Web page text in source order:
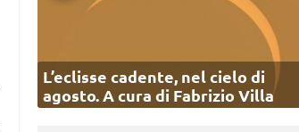
L’eclisse cadente, nel cielo di
agosto. A cura di Fabrizio Villa